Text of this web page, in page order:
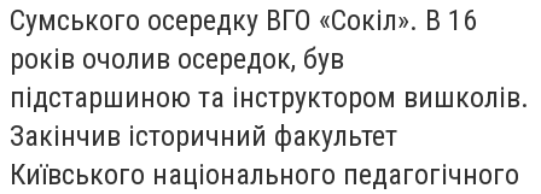
Сумського осередку ВГО «Сокіл». В 16
років очолив осередок, був
підстаршиною та інструктором вишколів.
Закінчив історичний факультет
Київського національного педагогічного